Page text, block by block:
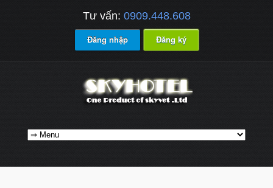
Tư vấn: 0909.448.608
Đăng nhập Đăng ký